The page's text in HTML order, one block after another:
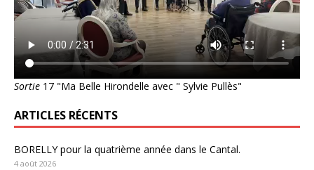
Sortie 17 "Ma Belle Hirondelle avec " Sylvie Pullès"
ARTICLES RÉCENTS
BORELLY pour la quatrième année dans le Cantal.
4 août 2026